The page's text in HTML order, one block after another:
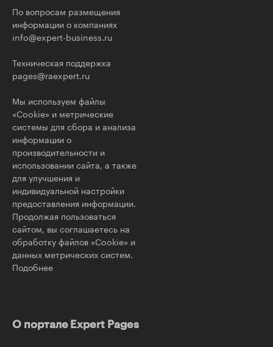
По вопросам размещения
информации о компаниях
info@expert-business.ru
Техническая поддержка
pages@raexpert.ru
Мы используем файлы
«Cookie» и метрические
системы для сбора и анализа
информации о
производительности и
использовании сайта, а также
для улучшения и
индивидуальной настройки
предоставления информации.
Продолжая пользоваться
сайтом, вы соглашаетесь на
обработку файлов «Cookie» и
данных метрических систем.
Подобнее
О портале Expert Pages